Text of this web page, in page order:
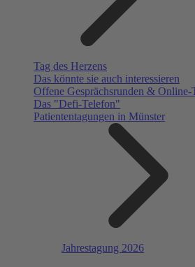
Tag des Herzens
Das könnte sie auch interessieren
Offene Gesprächsrunden & Online-
Das "Defi-Telefon"
Patiententagungen in Münster
Jahrestagung 2026